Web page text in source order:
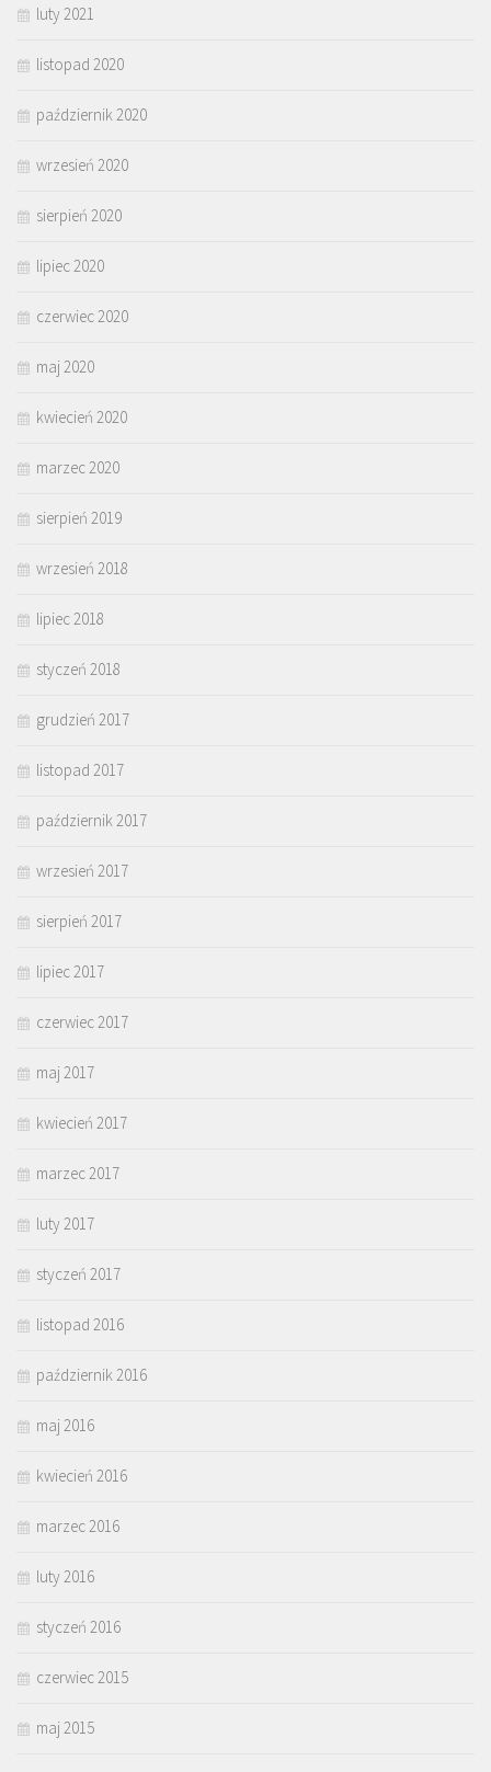
luty 2021
listopad 2020
październik 2020
wrzesień 2020
sierpień 2020
lipiec 2020
czerwiec 2020
maj 2020
kwiecień 2020
marzec 2020
sierpień 2019
wrzesień 2018
lipiec 2018
styczeń 2018
grudzień 2017
listopad 2017
październik 2017
wrzesień 2017
sierpień 2017
lipiec 2017
czerwiec 2017
maj 2017
kwiecień 2017
marzec 2017
luty 2017
styczeń 2017
listopad 2016
październik 2016
maj 2016
kwiecień 2016
marzec 2016
luty 2016
styczeń 2016
czerwiec 2015
maj 2015